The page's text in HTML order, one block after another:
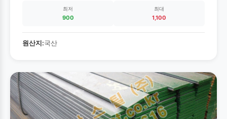
최저
900
최대
1,100
원산지:국산